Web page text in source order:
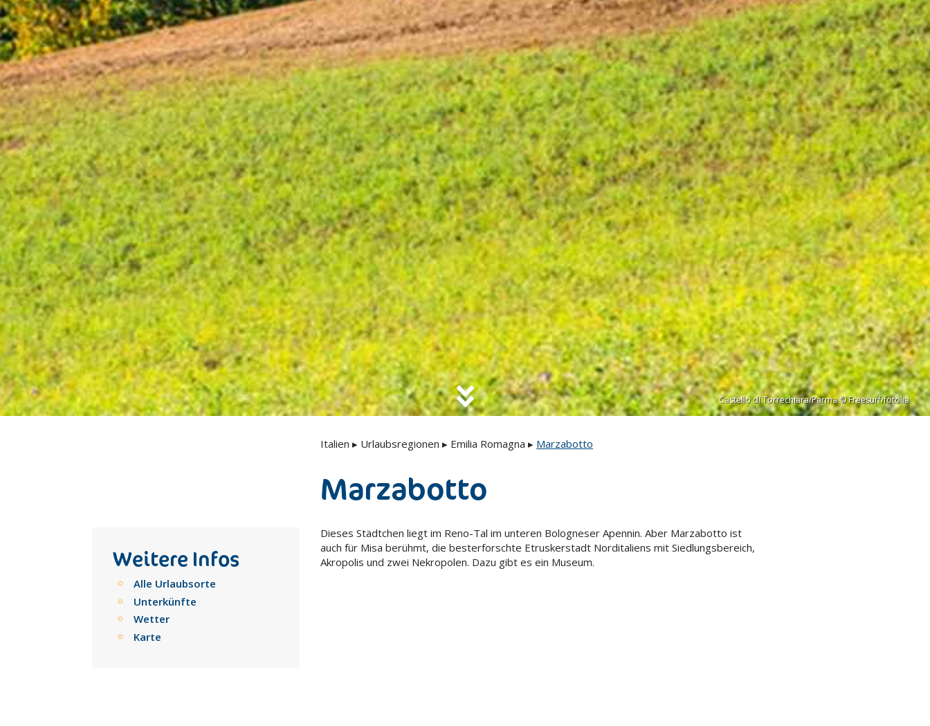
Castello di Torrechiara/Parma © Freesurf/fotolia
Italien ▸ Urlaubsregionen ▸ Emilia Romagna ▸ Marzabotto
Marzabotto
Dieses Städtchen liegt im Reno-Tal im unteren Bologneser Apennin. Aber Marzabotto ist
auch für Misa berühmt, die besterforschte Etruskerstadt Norditaliens mit Siedlungsbereich,
Akropolis und zwei Nekropolen. Dazu gibt es ein Museum.
Weitere Infos
Alle Urlaubsorte
Unterkünfte
Wetter
Karte